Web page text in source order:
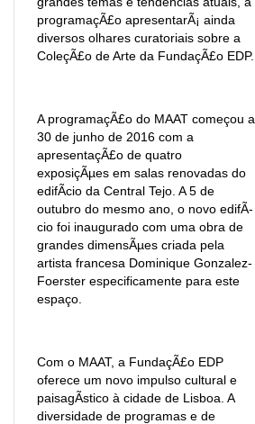
programaçÃ£o apresentarÃ¡ ainda
diversos olhares curatoriais sobre a
ColeçÃ£o de Arte da FundaçÃ£o EDP.
A programaçÃ£o do MAAT começou a
30 de junho de 2016 com a
apresentaçÃ£o de quatro
exposiçÃµes em salas renovadas do
edifÃ­cio da Central Tejo. A 5 de
outubro do mesmo ano, o novo edifÃ­
cio foi inaugurado com uma obra de
grandes dimensÃµes criada pela
artista francesa Dominique Gonzalez-
Foerster especificamente para este
espaço.
Com o MAAT, a FundaçÃ£o EDP
oferece um novo impulso cultural e
paisagÃ­stico à cidade de Lisboa. A
diversidade de programas e de